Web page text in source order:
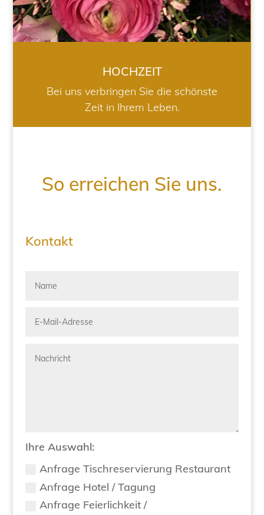
HOCHZEIT
Bei uns verbringen Sie die schönste
Zeit in Ihrem Leben.
So erreichen Sie uns.
Kontakt
Ihre Auswahl:
Anfrage Tischreservierung Restaurant
Anfrage Hotel / Tagung
Anfrage Feierlichkeit /